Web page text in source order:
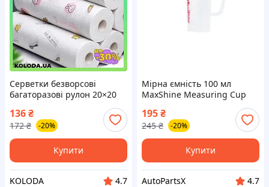
Серветки безворсові
багаторазові рулон 20×20
прибирання кухні ванної
скла
136₴
172 ₴ -20%
Купити
KOLODA
4.7
Мірна ємність 100 мл
MaxShine Measuring Cup
195₴
245 ₴ -20%
Купити
AutoPartsX
4.7